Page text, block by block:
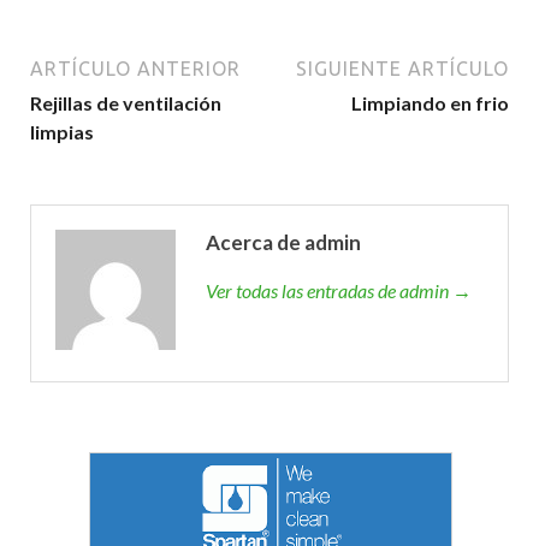
ARTÍCULO ANTERIOR
Rejillas de ventilación
limpias
SIGUIENTE ARTÍCULO
Limpiando en frio
Acerca de admin
Ver todas las entradas de admin →